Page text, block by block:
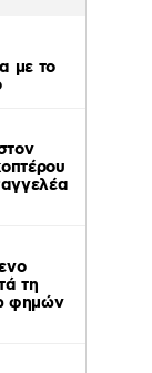
με το
τη
φημών